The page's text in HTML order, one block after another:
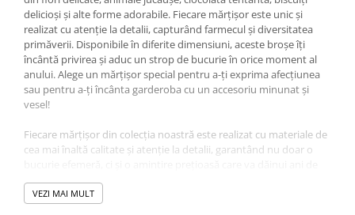
delicioși și alte forme adorabile. Fiecare mărțișor este unic și
realizat cu atenție la detalii, capturând farmecul și diversitatea
primăverii. Disponibile în diferite dimensiuni, aceste broșe îți
încântă privirea și aduc un strop de bucurie în orice moment al
anului. Alege un mărțișor special pentru a-ți exprima afecțiunea
sau pentru a-ți încânta garderoba cu un accesoriu minunat și
vesel!
Fiecare mărțișor din colecția noastră este realizat cu materiale de
cea mai înaltă calitate și atenție la detalii, garantând nu doar o
zile. Indiferent că alegeți un model simplu sau unul elaborat,
fiecare mărțișor aduce cu el un strop de fericire și noroc pentru
VEZI MAI MULT